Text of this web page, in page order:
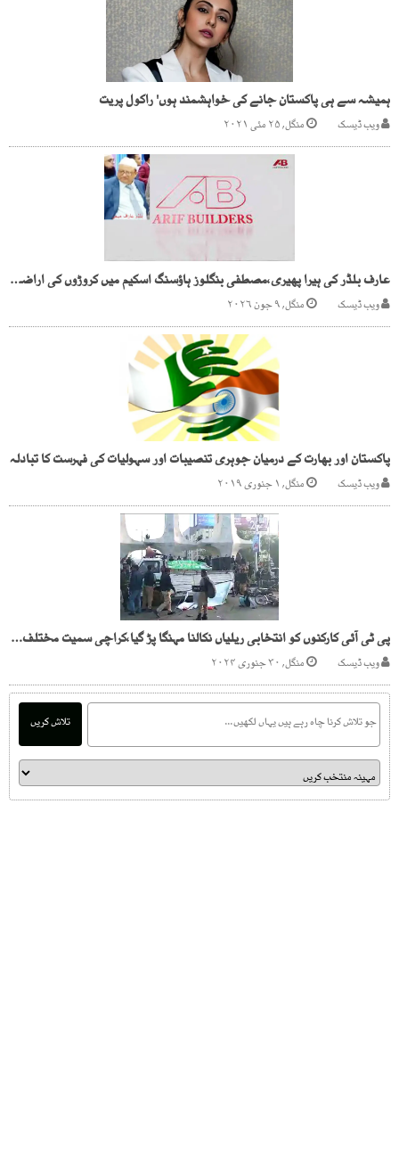
ہمیشہ سے ہی پاکستان جانے کی خواہشمند ہوں' راکول پریت
ویب ڈیسک منگل, ۲۵ مئی ۲۰۲۱
عارف بلڈر کی ہیرا پھیری،مصطفی بنگلوز ہاؤسنگ اسکیم میں کروڑوں کی اراضی پر قبضے
ویب ڈیسک منگل, ۹ جون ۲۰۲۶
پاکستان اور بھارت کے درمیان جوہری تنصیبات اور سہولیات کی فہرست کا تبادلہ
ویب ڈیسک منگل, ۱ جنوری ۲۰۱۹
پی ٹی آئی کارکنوں کو انتخابی ریلیاں نکالنا مہنگا پڑ گیا،کراچی سمیت مختلف شہروں میں پرچے
ویب ڈیسک منگل, ۳۰ جنوری ۲۰۲۴
تلاش کریں